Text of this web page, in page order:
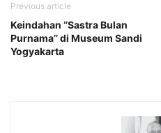
Previous article
Keindahan ‘’Sastra Bulan
Purnama’’ di Museum Sandi
Yogyakarta